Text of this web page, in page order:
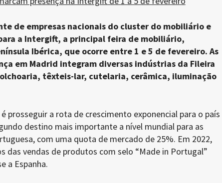
de empresas nacionais do cluster do mobiliário e
a Intergift, a principal feira de mobiliário,
Ibérica, que ocorre entre 1 e 5 de fevereiro. As
em Madrid integram diversas indústrias da Fileira
têxteis-lar, cutelaria, cerâmica, iluminação
prosseguir a rota de crescimento exponencial para o país
destino mais importante a nível mundial para as
com uma quota de mercado de 25%. Em 2022,
das vendas de produtos com selo “Made in Portugal”
a Espanha.